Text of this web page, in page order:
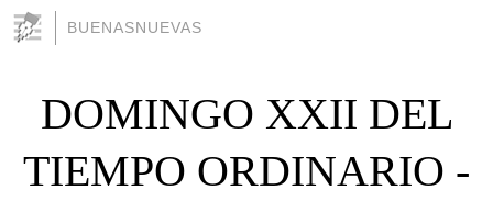
BUENASNUEVAS
DOMINGO XXII DEL
TIEMPO ORDINARIO -